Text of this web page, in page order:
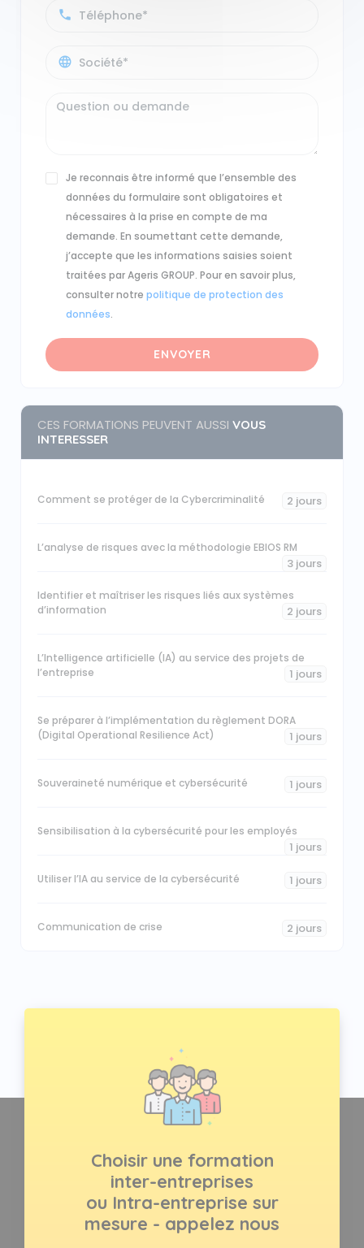
Je reconnais être informé que l’ensemble des
données du formulaire sont obligatoires et
nécessaires à la prise en compte de ma
demande. En soumettant cette demande,
j’accepte que les informations saisies soient
traitées par Ageris GROUP. Pour en savoir plus,
consulter notrepolitique de protection des
données.
ENVOYER
CES FORMATIONS PEUVENT AUSSI VOUS
INTERESSER
Comment se protéger de la Cybercriminalité 2 jours
L’analyse de risques avec la méthodologie EBIOS RM
3 jours
Identifier et maîtriser les risques liés aux systèmes
d’information
2 jours
L’Intelligence artificielle (IA) au service des projets de
l’entreprise
1 jours
Se préparer à l’implémentation du règlement DORA
(Digital Operational Resilience Act)
1 jours
Souveraineté numérique et cybersécurité 1 jours
Sensibilisation à la cybersécurité pour les employés
1 jours
Utiliser l’IA au service de la cybersécurité 1 jours
Communication de crise 2 jours
Choisir une formation
inter-entreprises
ou Intra-entreprise sur
mesure - appelez nous